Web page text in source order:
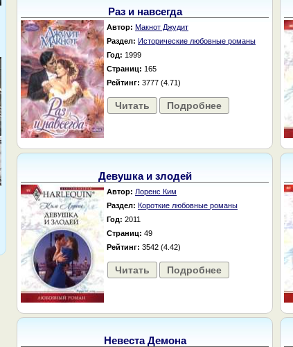
Раз и навсегда
Автор: Макнот Джудит
Раздел: Исторические любовные романы
Год: 1999
Страниц: 165
Рейтинг: 3777 (4.71)
Читать Подробнее
Девушка и злодей
Автор: Лоренс Ким
Раздел: Короткие любовные романы
Год: 2011
Страниц: 49
Рейтинг: 3542 (4.42)
Читать Подробнее
Невеста Демона